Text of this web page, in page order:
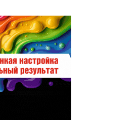
"Передовые Системы